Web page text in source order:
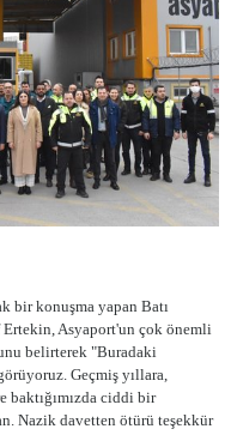
bir konuşma yapan Batı
Asyaport'un çok önemli
belirterek "Buradaki
Geçmiş yıllara,
baktığımızda ciddi bir
Nazik davetten ötürü teşekkür